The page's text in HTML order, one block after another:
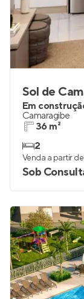
Sol de
Em
Camaragibe
36 m²
2
Venda a partir de
Sob